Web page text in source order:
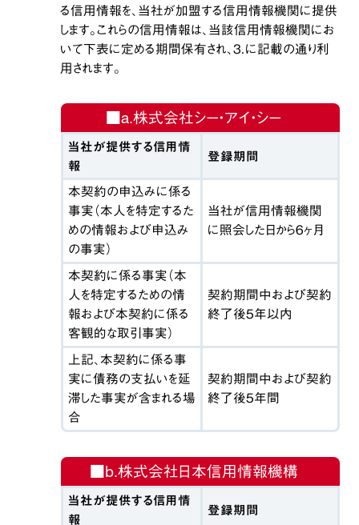
る信用情報を、当社が加盟する信用情報機関に提供
します。これらの信用情報は、当該信用情報機関にお
いて下表に定める期間保有され、３．に記載の通り利
用されます。
■a.株式会社シー・アイ・シー
当社が提供する信用情
報
登録期間
本契約の申込みに係る
事実（本人を特定するた
めの情報および申込み
の事実）
当社が信用情報機関
に照会した日から６ヶ月
本契約に係る事実（本
人を特定するための情
報および本契約に係る
客観的な取引事実）
契約期間中および契約
終了後５年以内
上記、本契約に係る事
実に債務の支払いを延
滞した事実が含まれる場
合
契約期間中および契約
終了後５年間
■b.株式会社日本信用情報機構
当社が提供する信用情
報
登録期間